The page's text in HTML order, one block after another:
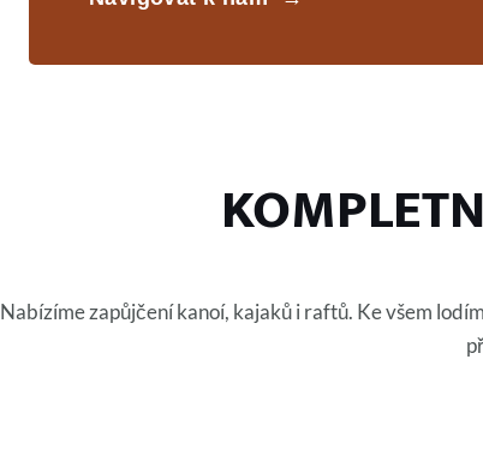
Nabízíme zapůjčení kanoí, kajaků i raftů. Ke všem